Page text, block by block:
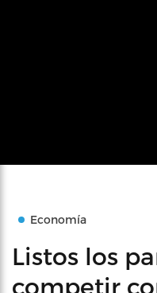
Economía
Listos los
competir